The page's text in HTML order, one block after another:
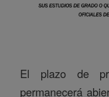
El plazo de
permanecerá